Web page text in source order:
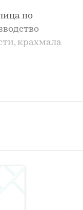
по
крахмала
краткое
ста